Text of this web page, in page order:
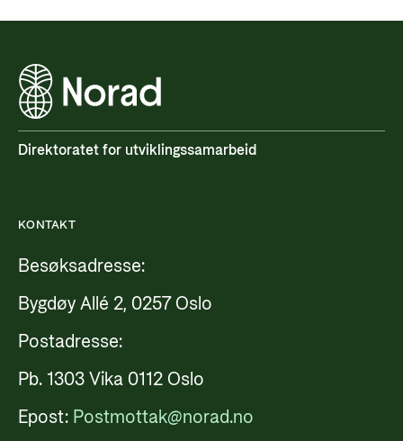
Direktoratet for utviklingssamarbeid
KONTAKT
Besøksadresse:
Bygdøy Allé 2, 0257 Oslo
Postadresse:
Pb. 1303 Vika 0112 Oslo
Epost: Postmottak@norad.no